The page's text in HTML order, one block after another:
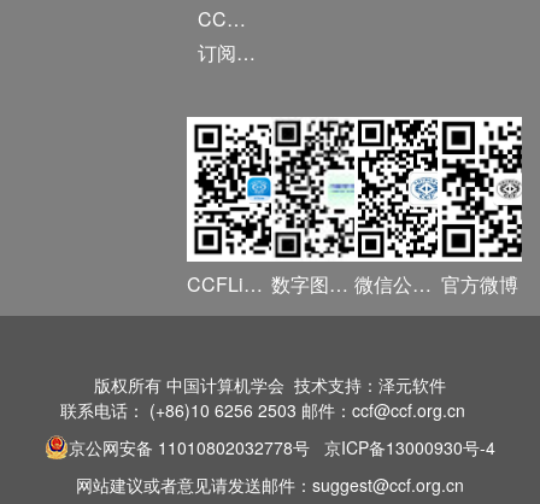
CCF DL Focus
订阅《计算》
CCFLink APP 数字图书馆 微信公众号 官方微博
版权所有 中国计算机学会 技术支持：泽元软件
联系电话： (+86)10 6256 2503 邮件：ccf@ccf.org.cn
京公网安备 11010802032778号 京ICP备13000930号-4
网站建议或者意见请发送邮件：suggest@ccf.org.cn